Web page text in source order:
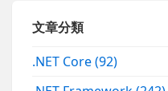
文章分類
.NET Core(92)